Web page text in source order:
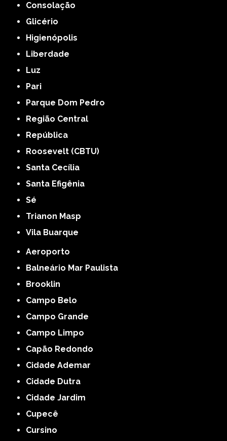
Consolação
Glicério
Higienópolis
Liberdade
Luz
Pari
Parque Dom Pedro
Região Central
República
Roosevelt (CBTU)
Santa Cecília
Santa Efigênia
Sé
Trianon Masp
Vila Buarque
Aeroporto
Balneário Mar Paulista
Brooklin
Campo Belo
Campo Grande
Campo Limpo
Capão Redondo
Cidade Ademar
Cidade Dutra
Cidade Jardim
Cupecê
Cursino